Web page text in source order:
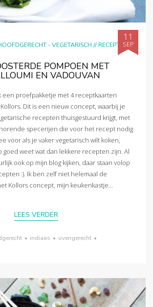
- VEGETARISCH //RECEPTEN
11
SEP
POMPOEN MET
EN VADOUVAN
een proefpakketje met 4 receptkaarten
Dit is een nieuw concept, waarbij je
recepten thuisgestuurd krijgt, met
specerijen die voor het recept nodig
voor als je vaker vegetarisch wilt koken,
goed weet wat dan lekkere recepten zijn. Al
ook op mijn blog kijken, daar staan volop
:). Ik ben zelf niet helemaal de
Kollors concept, mijn keukenkastje...
LEES VERDER
• indiaas • ovengerecht •